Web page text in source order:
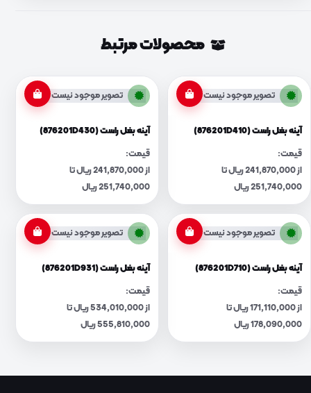
محصولات مرتبط
تصویر موجود نیست
آینه بغل راست (876201D410)
قیمت:
از 241,870,000 ریال تا
251,740,000 ریال
تصویر موجود نیست
آینه بغل راست (876201D430)
قیمت:
از 241,870,000 ریال تا
251,740,000 ریال
تصویر موجود نیست
آینه بغل راست (876201D710)
قیمت:
از 171,110,000 ریال تا
178,090,000 ریال
تصویر موجود نیست
آینه بغل راست (876201D931)
قیمت:
از 534,010,000 ریال تا
555,810,000 ریال